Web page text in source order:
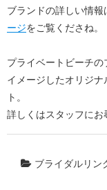
ブランドの詳しい情報
ージをご覧くださね。
プライベートビーチ
イメージしたオリジ
ト。
詳しくはスタッフにお
ブライダルリン